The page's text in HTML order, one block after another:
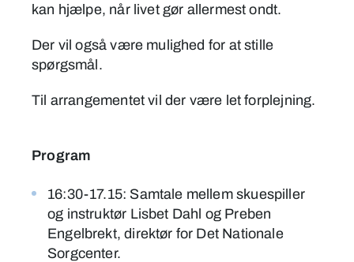
kan hjælpe, når livet gør allermest ondt.
Der vil også være mulighed for at stille
spørgsmål.
Til arrangementet vil der være let forplejning.
Program
16:30-17.15: Samtale mellem skuespiller
og instruktør Lisbet Dahl og Preben
Engelbrekt, direktør for Det Nationale
Sorgcenter.